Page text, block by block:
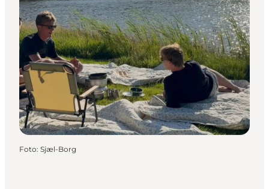
Foto: Sjæl-Borg